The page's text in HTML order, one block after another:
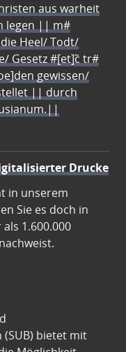
aus warheit
legen || m#
Heel/ Todt/
Gesetz #[et]c̃ tr#
gewissen/
|| durch
Drucke
in unserem
Sie es doch in
1.600.000
bietet mit